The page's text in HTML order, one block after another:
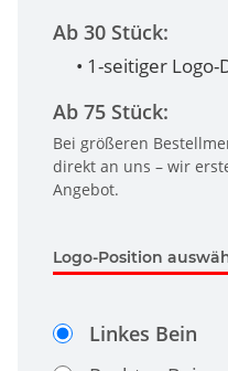
Ab 30 Stück:
• 1-seitiger Logo-
Ab 75 Stück:
Bei größeren
direkt an uns – wir
Angebot.
Logo-Position
Linkes Bein